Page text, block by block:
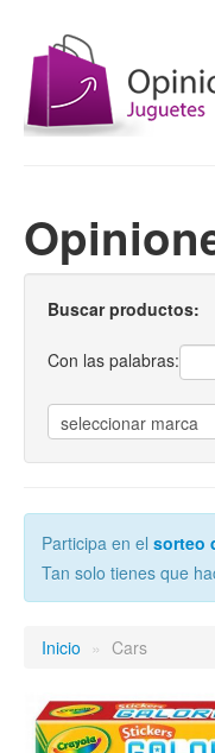
Buscar productos:
Con las palabras:
Participa en el sorteo
Tan solo tienes que
Inicio » Cars